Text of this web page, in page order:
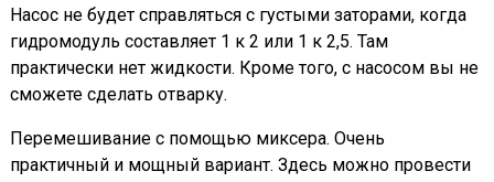
Насос не будет справляться с густыми заторами, когда
гидромодуль составляет 1 к 2 или 1 к 2,5. Там
практически нет жидкости. Кроме того, с насосом вы не
сможете сделать отварку.
Перемешивание с помощью миксера. Очень
практичный и мощный вариант. Здесь можно провести